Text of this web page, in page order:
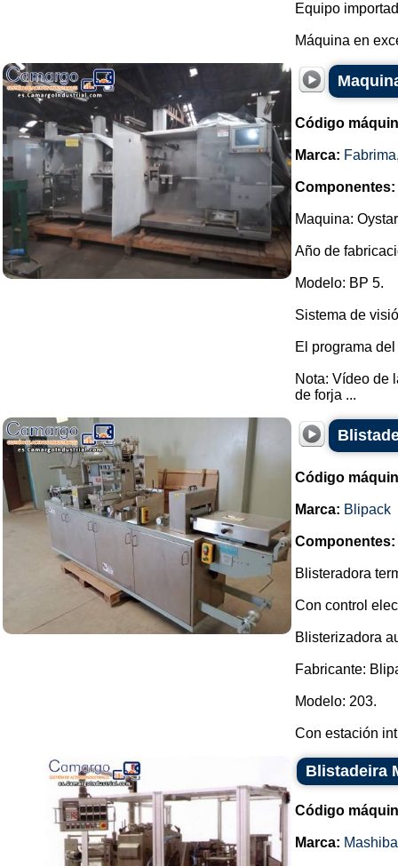
Equipo
Máquina en
Código
Marca: Fabrima
Componentes:
Maquina:
Año de
Modelo: BP 5.
Sistema de
El programa
Nota: Vídeo de
de forja ...
Código
Marca: Blipack
Componentes:
Blisteradora
Con control
Blisterizadora
Fabricante:
Modelo: 203.
Con estación
Blistadeira
Código
Marca: Mashiba